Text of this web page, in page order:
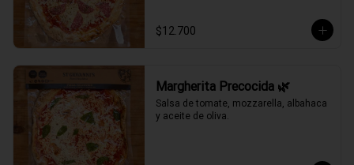
$12.700
Margherita Precocida 🌿
Salsa de tomate, mozzarella, albahaca
y aceite de oliva.